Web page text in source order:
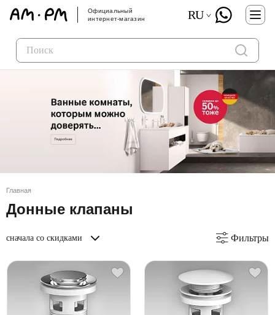
Официальный
интернет-магазин
RU
Главная
Донные клапаны
сначала со скидками Фильтры